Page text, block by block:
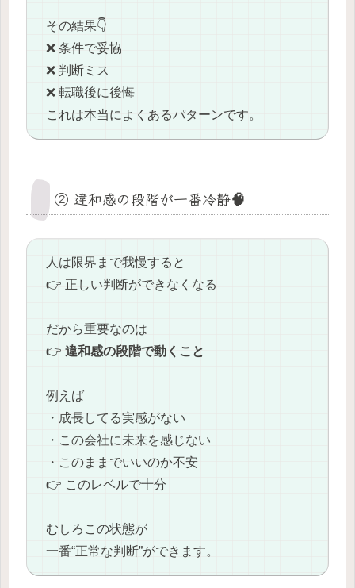
その結果👇
❌ 条件で妥協
❌ 判断ミス
❌ 転職後に後悔
これは本当によくあるパターンです。
② 違和感の段階が一番冷静🧠
人は限界まで我慢すると
👉 正しい判断ができなくなる
だから重要なのは
👉 違和感の段階で動くこと
例えば
・成長してる実感がない
・この会社に未来を感じない
・このままでいいのか不安
👉 このレベルで十分
むしろこの状態が
一番“正常な判断”ができます。